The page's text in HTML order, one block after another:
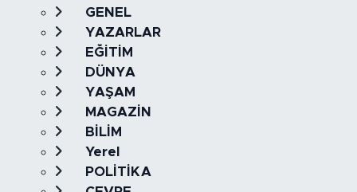
GENEL
YAZARLAR
EĞİTİM
DÜNYA
YAŞAM
MAGAZİN
BİLİM
Yerel
POLİTİKA